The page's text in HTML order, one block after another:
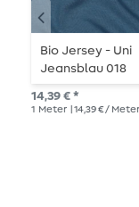
Bio Jersey - Uni
Jeansblau 018
14,39 € *
1 Meter | 14,39 € / Meter